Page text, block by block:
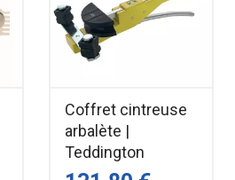
Coffret cintreuse
arbalète |
Teddington